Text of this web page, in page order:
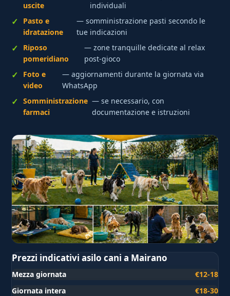
uscite
individuali
Pasto e
idratazione
— somministrazione pasti secondo le
tue indicazioni
Riposo
pomeridiano
— zone tranquille dedicate al relax
post-gioco
Foto e
video
— aggiornamenti durante la giornata via
WhatsApp
Somministrazione
farmaci
— se necessario, con
documentazione e istruzioni
Prezzi indicativi asilo cani a Mairano
Mezza giornata
€12-18
Giornata intera
€18-30